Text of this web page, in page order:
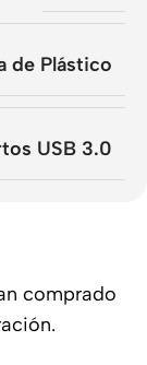
de Plástico
USB 3.0
comprado